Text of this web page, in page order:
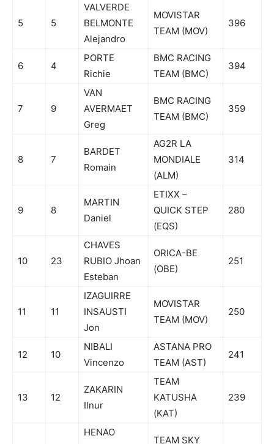
5 5
VALVERDE
BELMONTE
Alejandro
MOVISTAR
TEAM (MOV)
396
6 4
PORTE
Richie
BMC RACING
TEAM (BMC)
394
7 9
VAN
AVERMAET
Greg
BMC RACING
TEAM (BMC)
359
8 7
BARDET
Romain
AG2R LA
MONDIALE
(ALM)
314
9 8
MARTIN
Daniel
ETIXX –
QUICK STEP
(EQS)
280
10 23
CHAVES
RUBIO Jhoan
Esteban
ORICA-BE
(OBE)
251
11 11
IZAGUIRRE
INSAUSTI
Jon
MOVISTAR
TEAM (MOV)
250
12 10
NIBALI
Vincenzo
ASTANA PRO
TEAM (AST)
241
13 12
ZAKARIN
Ilnur
TEAM
KATUSHA
(KAT)
239
HENAO
TEAM SKY